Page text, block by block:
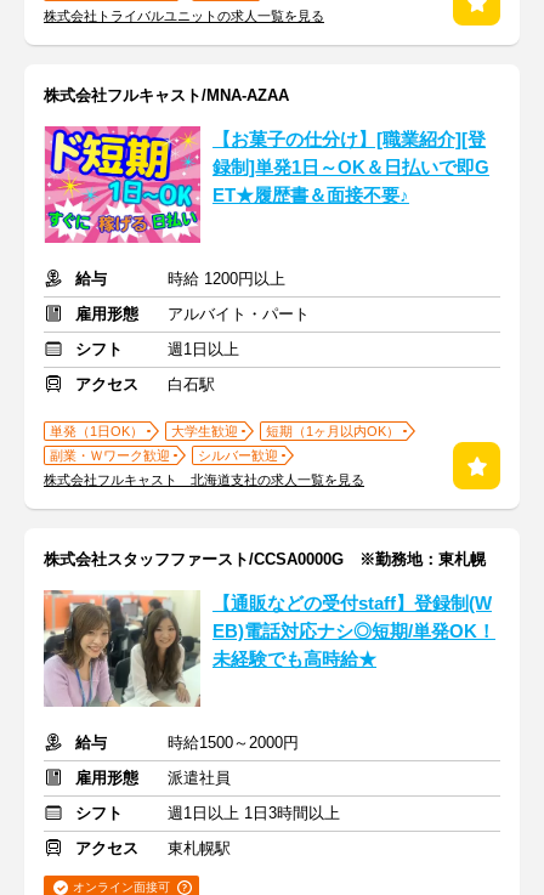
株式会社トライバルユニットの求人一覧を見る
株式会社フルキャスト/MNA-AZAA
【お菓子の仕分け】[職業紹介][登
録制]単発1日～OK＆日払いで即G
ET★履歴書＆面接不要♪
給与
時給 1200円以上
雇用形態
アルバイト・パート
シフト
週1日以上
アクセス
白石駅
単発（1日OK） 大学生歓迎
短期（1ヶ月以内OK）
副業・Ｗワーク歓迎
シルバー歓迎
株式会社フルキャスト 北海道支社の求人一覧を見る
株式会社スタッフファースト/CCSA0000G ※勤務地：東札幌
【通販などの受付staff】登録制(W
EB)電話対応ナシ◎短期/単発OK！
未経験でも高時給★
給与
時給1500～2000円
雇用形態
派遣社員
シフト
週1日以上 1日3時間以上
アクセス
東札幌駅
オンライン面接可